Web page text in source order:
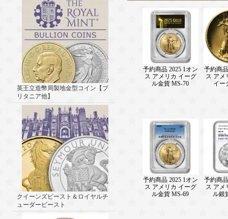
英王立造幣局製地金型コイン【ブ
リタニア他】
クイーンズビースト＆ロイヤルチ
ューダービースト
予約商品 2025 1オン
ス アメリカ イーグ
ル金貨 MS-70
予約商
ス アメ
イー
予約商品 2025 1オン
ス アメリカ イーグ
ル金貨 MS-69
予約商
ス アメ
ル銀